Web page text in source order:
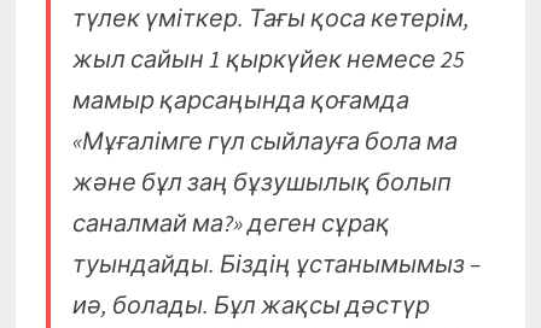
түлек үміткер. Тағы қоса кетерім,
жыл сайын 1 қыркүйек немесе 25
мамыр қарсаңында қоғамда
«Мұғалімге гүл сыйлауға бола ма
және бұл заң бұзушылық болып
саналмай ма?» деген сұрақ
туындайды. Біздің ұстанымымыз –
иә, болады. Бұл жақсы дәстүр